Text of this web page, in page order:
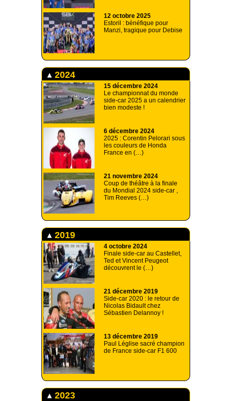
12 octobre 2025
Estoril : bénéfique pour
Manzi, tragique pour Debise
2024
15 décembre 2024
Le championnat du monde
side-car 2025 a un calendrier
bien modeste !
6 décembre 2024
2025 : Corentin Pelorari sous
les couleurs de Honda
France en (…)
21 novembre 2024
Coup de théâtre à la finale
du Mondial 2024 side-car ,
Tim Reeves (…)
2019
4 octobre 2024
Finale side-car au Castellet,
Ted et Vincent Peugeot
découvrent le (…)
21 décembre 2019
Side-car 2020 : le retour de
Nicolas Bidault chez
Sébastien Delannoy !
13 décembre 2019
Paul Léglise sacré champion
de France side-car F1 600
2023